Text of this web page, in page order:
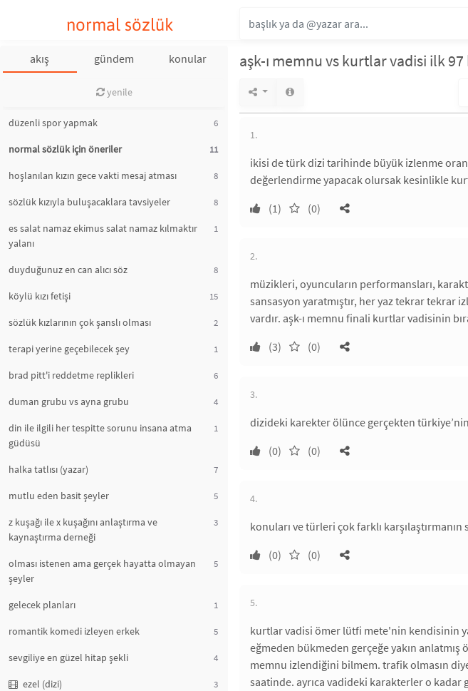
normal sözlük
akış gündem konular
yenile
düzenli spor yapmak 6
normal sözlük için öneriler 11
hoşlanılan kızın gece vakti mesaj atması 8
sözlük kızıyla buluşacaklara tavsiyeler 8
es salat namaz ekimus salat namaz kılmaktır
yalanı
1
duyduğunuz en can alıcı söz 8
köylü kızı fetişi 15
sözlük kızlarının çok şanslı olması 2
terapi yerine geçebilecek şey 1
brad pitt'i reddetme replikleri 6
duman grubu vs ayna grubu 4
din ile ilgili her tespitte sorunu insana atma
güdüsü
1
halka tatlısı (yazar) 7
mutlu eden basit şeyler 5
z kuşağı ile x kuşağını anlaştırma ve
kaynaştırma derneği
3
olması istenen ama gerçek hayatta olmayan
şeyler
5
gelecek planları 1
romantik komedi izleyen erkek 5
sevgiliye en güzel hitap şekli 4
ezel (dizi) 3
aşk-ı memnu vs kurtlar vadisi ilk
1.
ikisi de türk dizi tarihinde büyük izlenme
değerlendirme yapacak olursak kesinlikle
(1)
(0)
2.
müzikleri, oyuncuların performansları,
sansasyon yaratmıştır, her yaz tekrar tekrar
vardır. aşk-ı memnu finali kurtlar vadisinin
(3)
(0)
3.
dizideki karekter ölünce gerçekten
(0)
(0)
4.
konuları ve türleri çok farklı
(0)
(0)
5.
kurtlar vadisi ömer lütfi mete'nin kendisinin
eğmeden bükmeden gerçeğe yakın
memnu izlendiğini bilmem. trafik olmasın
saatinde. ayrıca vadideki karakterler o kadar